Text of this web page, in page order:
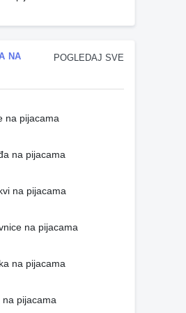
POGLEDAJ SVE
NA
na pijacama
na pijacama
na pijacama
na pijacama
na pijacama
pijacama